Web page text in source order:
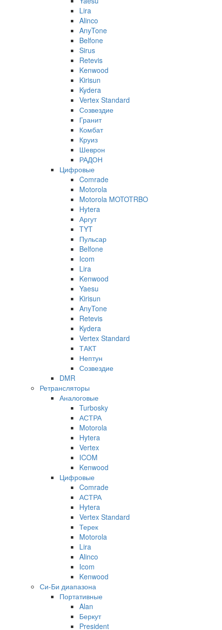
Lira
Alinco
AnyTone
Belfone
Sirus
Retevis
Kenwood
Kirisun
Kydera
Vertex Standard
Созвездие
Гранит
Комбат
Круиз
Шеврон
РАДОН
Цифровые
Comrade
Motorola
Motorola MOTOTRBO
Hytera
Аргут
TYT
Пульсар
Belfone
Icom
Lira
Kenwood
Yaesu
Kirisun
AnyTone
Retevis
Kydera
Vertex Standard
ТАКТ
Нептун
Созвездие
DMR
Ретрансляторы
Аналоговые
Turbosky
АСТРА
Motorola
Hytera
Vertex
ICOM
Kenwood
Цифровые
Comrade
АСТРА
Hytera
Vertex Standard
Терек
Motorola
Lira
Alinco
Icom
Kenwood
Си-Би диапазона
Портативные
Alan
Беркут
President